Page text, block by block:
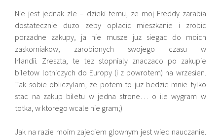
Nie jest jednak zle – dzieki temu, ze moj Freddy zarabia
dostatecznie duzo zeby oplacic mieszkanie i zrobic
porzadne zakupy, ja nie musze juz siegac do moich
zaskorniakow, zarobionych swojego czasu w
Irlandii. Zreszta, te tez stopnialy znaczaco po zakupie
biletow lotniczych do Europy (i z powrotem) na wrzesien.
Tak sobie obliczylam, ze potem to juz bedzie mnie tylko
stac na zakup biletu w jedna strone… o ile wygram w
totka, w ktorego wcale nie gram;)
Jak na razie moim zajeciem glownym jest wiec nauczanie.